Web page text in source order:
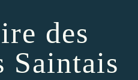
des
Saintais